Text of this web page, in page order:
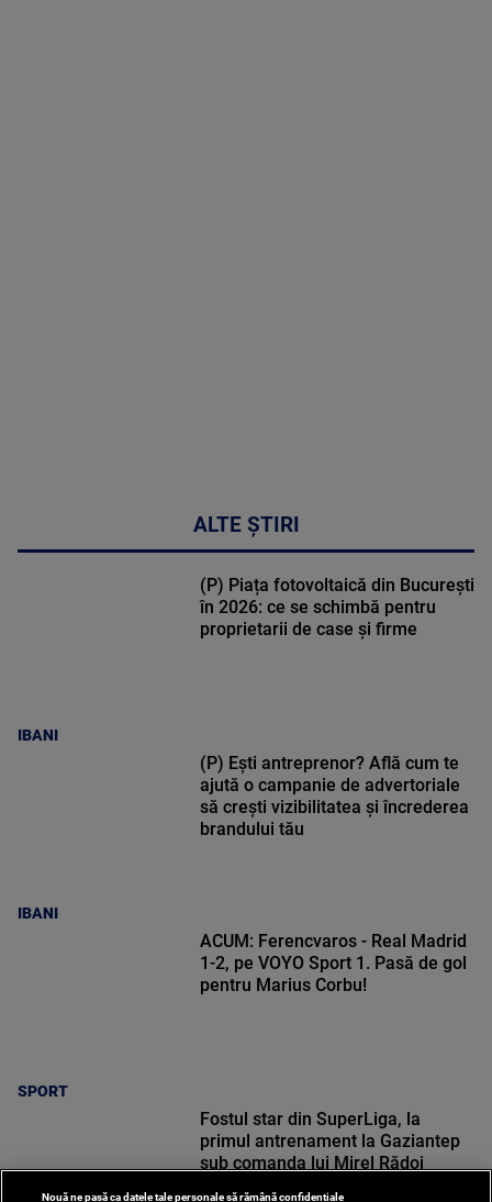
ALTE ȘTIRI
IBANI
(P) Piața fotovoltaică din București
în 2026: ce se schimbă pentru
proprietarii de case și firme
IBANI
(P) Ești antreprenor? Află cum te
ajută o campanie de advertoriale
să crești vizibilitatea și încrederea
brandului tău
SPORT
ACUM: Ferencvaros - Real Madrid
1-2, pe VOYO Sport 1. Pasă de gol
pentru Marius Corbu!
Fostul star din SuperLiga, la
primul antrenament la Gaziantep
sub comanda lui Mirel Rădoi
Nouă ne pasă ca datele tale personale să rămână confidențiale